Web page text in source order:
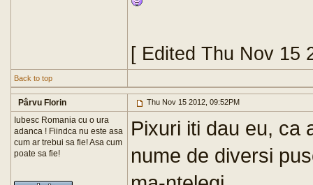
[ Edited Thu Nov 15
Back to top
Pârvu Florin Thu Nov 15 2012, 09:52PM
Iubesc Romania cu o ura
adanca ! Fiindca nu este asa
cum ar trebui sa fie! Asa cum
poate sa fie!
Pixuri iti dau eu, ca
nume de diversi